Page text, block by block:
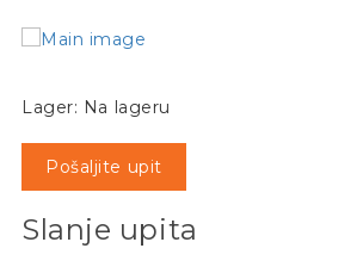
Lager: Na lageru
Pošaljite upit
Slanje upita